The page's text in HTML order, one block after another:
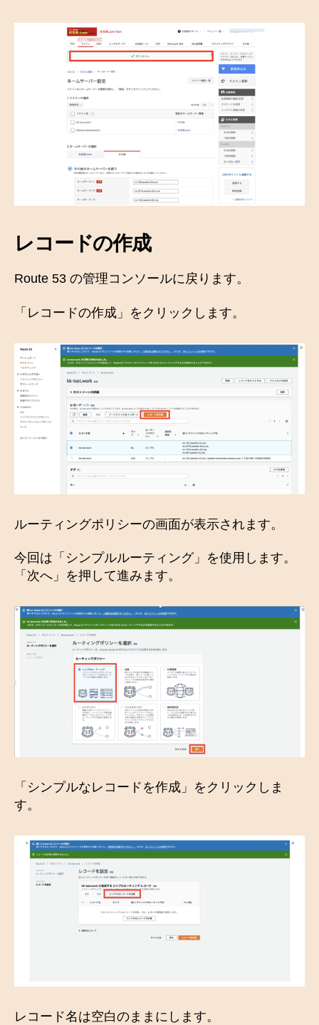
レコードの作成
Route 53 の管理コンソールに戻ります。
「レコードの作成」をクリックします。
ルーティングポリシーの画面が表示されます。
今回は「シンプルルーティング」を使用します。
「次へ」を押して進みます。
「シンプルなレコードを作成」をクリックしま
す。
レコード名は空白のままにします。